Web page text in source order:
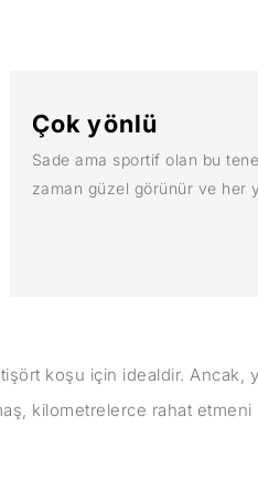
Çok yönlü
Sade ama sportif olan bu
zaman güzel görünür ve her
tişört koşu için idealdir. Ancak,
kilometrelerce rahat etmeni